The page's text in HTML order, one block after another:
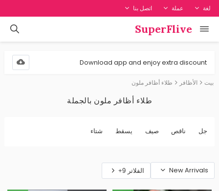
لغة عملة اتصل بنا
SuperFlive
Download app and enjoy extra discount
بيت الأظافر طلاء أظافر ملون
طلاء أظافر ملون بالجملة
جل ناقص صيف يسقط شتاء
New Arrivals الفلاتر 9+